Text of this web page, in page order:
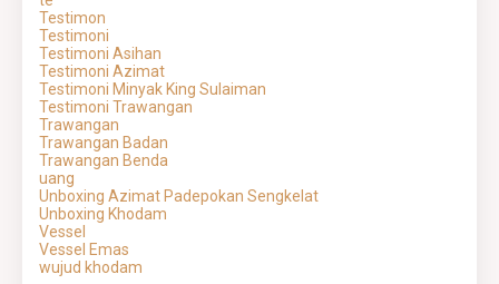
Testimon
Testimoni
Testimoni Asihan
Testimoni Azimat
Testimoni Minyak King Sulaiman
Testimoni Trawangan
Trawangan
Trawangan Badan
Trawangan Benda
uang
Unboxing Azimat Padepokan Sengkelat
Unboxing Khodam
Vessel
Vessel Emas
wujud khodam